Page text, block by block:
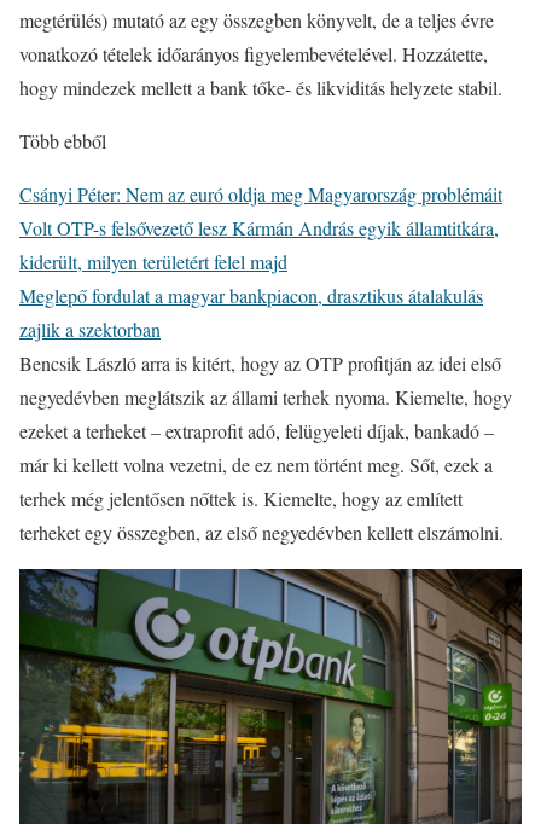
megtérülés) mutató az egy összegben könyvelt, de a teljes évre
vonatkozó tételek időarányos figyelembevételével. Hozzátette,
hogy mindezek mellett a bank tőke- és likviditás helyzete stabil.
Több ebből
Csányi Péter: Nem az euró oldja meg Magyarország problémáit
Volt OTP-s felsővezető lesz Kármán András egyik államtitkára,
kiderült, milyen területért felel majd
Meglepő fordulat a magyar bankpiacon, drasztikus átalakulás
zajlik a szektorban
Bencsik László arra is kitért, hogy az OTP profitján az idei első
negyedévben meglátszik az állami terhek nyoma. Kiemelte, hogy
ezeket a terheket – extraprofit adó, felügyeleti díjak, bankadó –
már ki kellett volna vezetni, de ez nem történt meg. Sőt, ezek a
terhek még jelentősen nőttek is. Kiemelte, hogy az említett
terheket egy összegben, az első negyedévben kellett elszámolni.